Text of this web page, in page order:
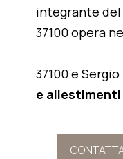
integrante del
37100 opera
37100 e
e allestimenti